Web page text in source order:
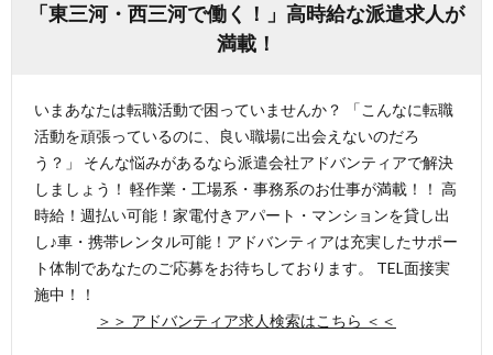
「東三河・西三河で働く！」高時給な派遣求人が
満載！
いまあなたは転職活動で困っていませんか？ 「こんなに転職
活動を頑張っているのに、良い職場に出会えないのだろ
う？」 そんな悩みがあるなら派遣会社アドバンティアで解決
しましょう！ 軽作業・工場系・事務系のお仕事が満載！！ 高
時給！週払い可能！家電付きアパート・マンションを貸し出
し♪車・携帯レンタル可能！アドバンティアは充実したサポー
ト体制であなたのご応募をお待ちしております。 TEL面接実
施中！！
＞＞ アドバンティア求人検索はこちら ＜＜